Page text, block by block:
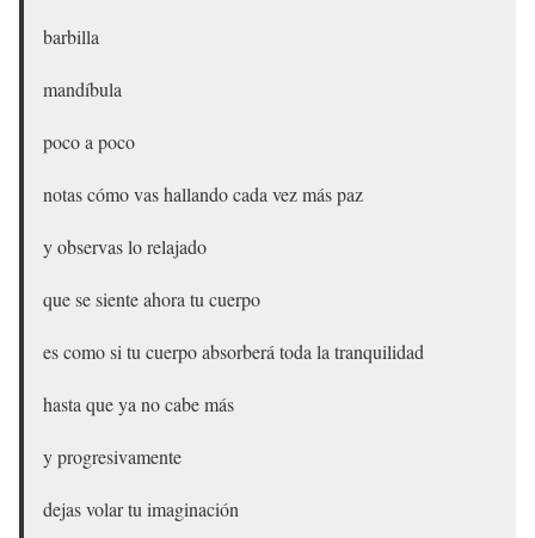
barbilla
mandíbula
poco a poco
notas cómo vas hallando cada vez más paz
y observas lo relajado
que se siente ahora tu cuerpo
es como si tu cuerpo absorberá toda la tranquilidad
hasta que ya no cabe más
y progresivamente
dejas volar tu imaginación